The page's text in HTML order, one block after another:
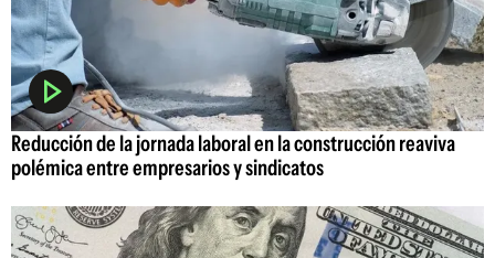
Reducción de la jornada laboral en la construcción reaviva
polémica entre empresarios y sindicatos